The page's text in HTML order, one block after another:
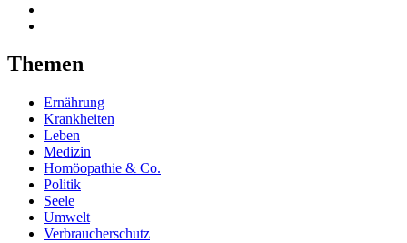
Themen
Ernährung
Krankheiten
Leben
Medizin
Homöopathie & Co.
Politik
Seele
Umwelt
Verbraucherschutz